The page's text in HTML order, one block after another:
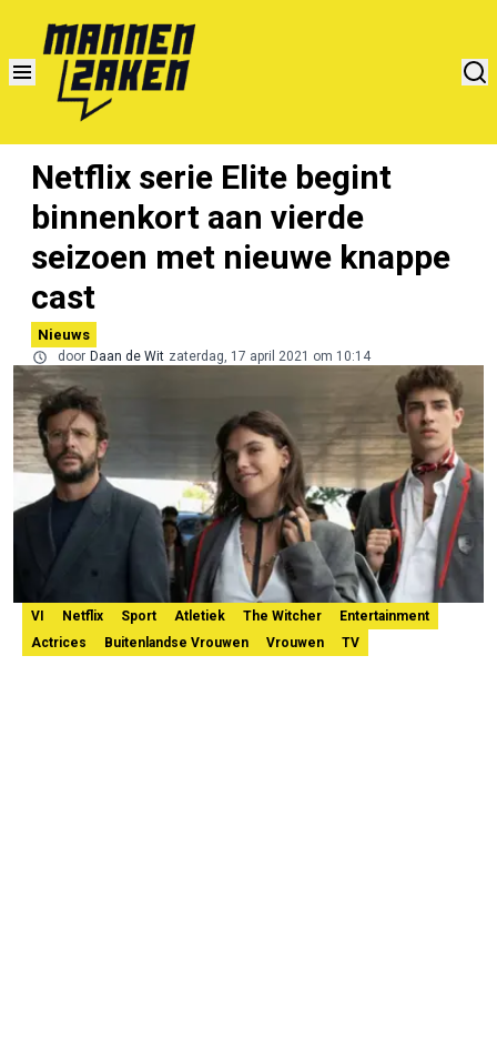
Netflix serie Elite begint
binnenkort aan vierde
seizoen met nieuwe knappe
cast
Nieuws
door Daan de Wit zaterdag, 17 april 2021 om 10:14
VI Netflix Sport Atletiek The Witcher
Entertainment
Actrices
Buitenlandse Vrouwen Vrouwen TV